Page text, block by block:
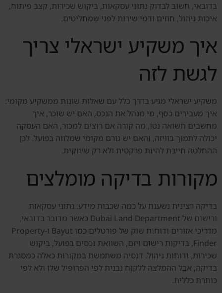
בדובאי, חשוב לבדוק נתוני עסקאות, ביקוש שכירות, קצב פיתוח,
איכות ניהול, חוזים ודמי שירות לפני שמחליטים.
איך משקיע ישראלי צריך
לגשת לזה
משקיע ישראלי מגיע בדרך כלל עם שאלות שונות ממשקיע מקומי:
איך מעבירים כסף, מי מנהל את הנכס, האם יש שוכר, איך
מחשבים תשואה נטו, מה קורה אם רוצים למכור, האם העסקה
יכולה לתמוך בוויזה, והאם יש גורם מקומי שמלווה בפועל. לכן
ההחלטה חייבת להיות פרקטית ולא רק שיווקית.
מקורות בדיקה מומלצים
בדיקה רצינית נשענת על כמה שכבות מידע: נתוני עסקאות
ורישום של Dubai Land Department כאשר מדובר בדובאי,
מדריכי אזורים ודוחות שוק של פורטלים כמו Bayut ו-Property
Finder, בדיקות רישום ויזם, השוואת נכסים בפועל, ביקוש
שכירות, ודוחות ניהול. דנסיה משתמשת במקורות כאלה כמסגרת
בדיקה, אבל ההמלצה ללקוח נבנית לפי הפרופיל שלו ולא לפי
כותרת כללית.